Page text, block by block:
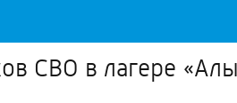
СВО в лагере